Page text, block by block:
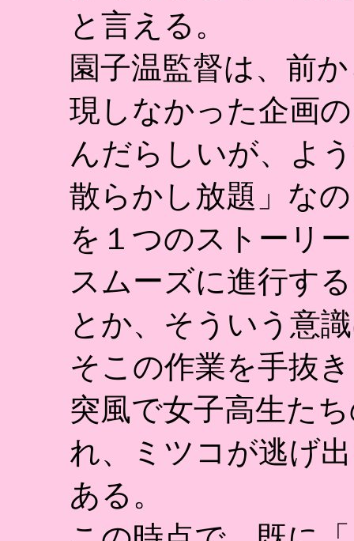
と言える。
園子温監督は、前
現しなかった企画
んだらしいが、よ
散らかし放題」な
を１つのストーリ
スムーズに進行す
とか、そういう意
そこの作業を手抜
突風で女子高生た
れ、ミツコが逃げ
ある。